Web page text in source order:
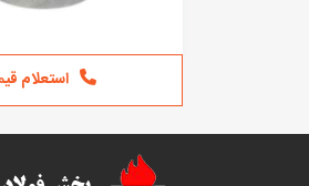
استعلام